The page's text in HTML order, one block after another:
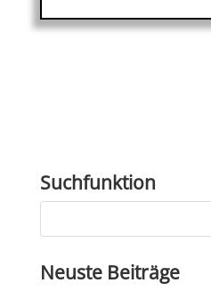
Suchfunktion
Neuste Beiträge